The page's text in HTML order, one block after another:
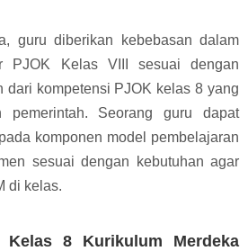
guru diberikan kebebasan dalam
PJOK Kelas VIII sesuai dengan
dari kompetensi PJOK kelas 8 yang
pemerintah. Seorang guru dapat
komponen model pembelajaran
sesuai dengan kebutuhan agar
di kelas.
Kelas 8 Kurikulum Merdeka